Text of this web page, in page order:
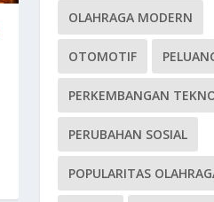
OLAHRAGA MODERN
OTOMOTIF
PERKEMBANGAN
PERUBAHAN SOSIAL
POPULARITAS